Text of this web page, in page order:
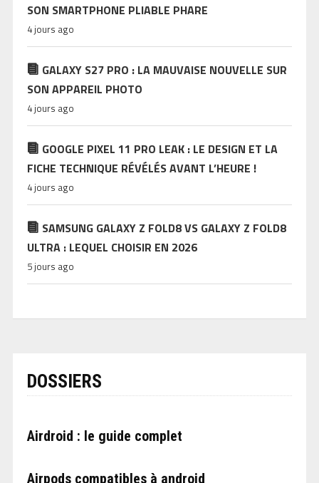
SON SMARTPHONE PLIABLE PHARE
4 jours ago
GALAXY S27 PRO : LA MAUVAISE NOUVELLE SUR
SON APPAREIL PHOTO
4 jours ago
GOOGLE PIXEL 11 PRO LEAK : LE DESIGN ET LA
FICHE TECHNIQUE RÉVÉLÉS AVANT L’HEURE !
4 jours ago
SAMSUNG GALAXY Z FOLD8 VS GALAXY Z FOLD8
ULTRA : LEQUEL CHOISIR EN 2026
5 jours ago
DOSSIERS
Airdroid : le guide complet
Airpods compatibles à android